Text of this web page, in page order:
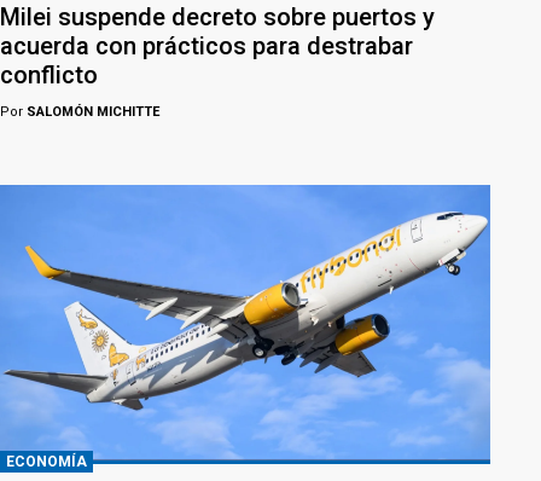
Milei suspende decreto sobre puertos y
acuerda con prácticos para destrabar
conflicto
Por SALOMÓN MICHITTE
ECONOMÍA